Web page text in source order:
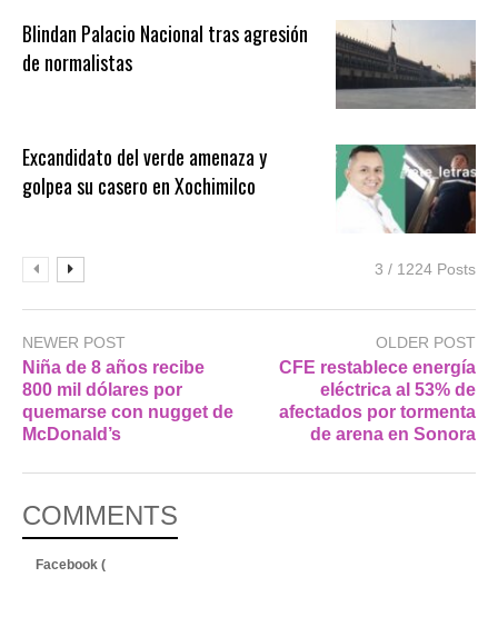
Blindan Palacio Nacional tras agresión
de normalistas
Excandidato del verde amenaza y
golpea su casero en Xochimilco
3 / 1224 Posts
NEWER POST
Niña de 8 años recibe
800 mil dólares por
quemarse con nugget de
McDonald’s
OLDER POST
CFE restablece energía
eléctrica al 53% de
afectados por tormenta
de arena en Sonora
COMMENTS
Facebook (